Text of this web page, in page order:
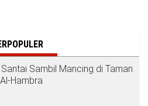
Sambil Mancing di Taman
Hambra